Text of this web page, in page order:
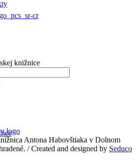
knižnice
Antona Habovštiaka v Dolnom
/ Created and designed by Seduco